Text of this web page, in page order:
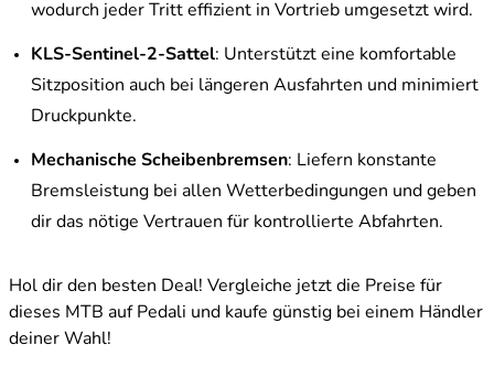
wodurch jeder Tritt effizient in Vortrieb umgesetzt wird.
KLS-Sentinel-2-Sattel: Unterstützt eine komfortable
Sitzposition auch bei längeren Ausfahrten und minimiert
Druckpunkte.
Mechanische Scheibenbremsen: Liefern konstante
Bremsleistung bei allen Wetterbedingungen und geben
dir das nötige Vertrauen für kontrollierte Abfahrten.
Hol dir den besten Deal! Vergleiche jetzt die Preise für
dieses MTB auf Pedali und kaufe günstig bei einem Händler
deiner Wahl!